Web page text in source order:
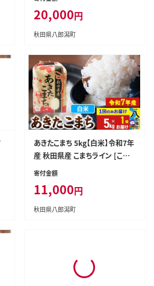
米 お米 白米 精米 米どころ 秋田
秋田県産]
20,000円
秋田県八郎潟町
あきたこまち 5kg【白米】令和7年
産 秋田県産 こまちライン [こまち
ライン あきたこまち ブランド米
お米 白米 精米 米どころ 秋田 秋
田県産]
寄付金額
11,000円
秋田県八郎潟町